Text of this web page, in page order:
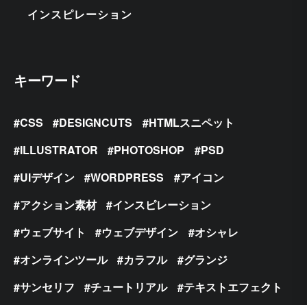
インスピレーション
キーワード
CSS DESIGNCUTS
HTMLスニペット
ILLUSTRATOR
PHOTOSHOP
PSD
UIデザイン
WORDPRESS
アイコン
アクション素材
インスピレーション
ウェブサイト
ウェブデザイン
オシャレ
オンラインツール
カラフル
グランジ
サンセリフ
チュートリアル
テキストエフェクト